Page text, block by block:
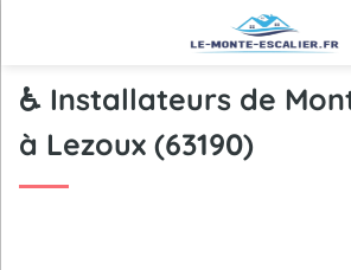
♿ Installateurs de
à Lezoux (63190)